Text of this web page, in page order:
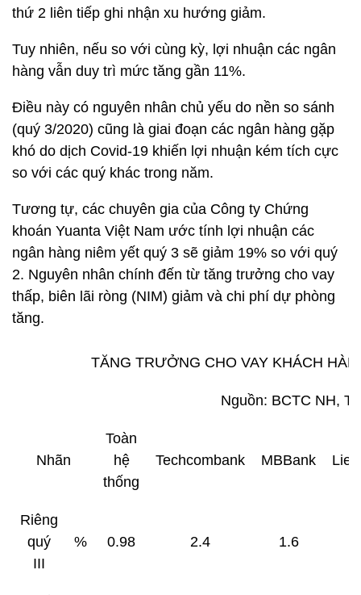
thứ 2 liên tiếp ghi nhận xu hướng giảm.
Tuy nhiên, nếu so với cùng kỳ, lợi nhuận các ngân
hàng vẫn duy trì mức tăng gần 11%.
Điều này có nguyên nhân chủ yếu do nền so sánh
(quý 3/2020) cũng là giai đoạn các ngân hàng gặp
khó do dịch Covid-19 khiến lợi nhuận kém tích cực
so với các quý khác trong năm.
Tương tự, các chuyên gia của Công ty Chứng
khoán Yuanta Việt Nam ước tính lợi nhuận các
ngân hàng niêm yết quý 3 sẽ giảm 19% so với quý
2. Nguyên nhân chính đến từ tăng trưởng cho vay
thấp, biên lãi ròng (NIM) giảm và chi phí dự phòng
tăng.
TĂNG TRƯỞNG CHO VAY KHÁCH
Nguồn: BCTC NH,
Nhãn
Toàn
hệ
thống
Techcombank MBBank
Riêng
quý
III
% 0.98 2.4 1.6